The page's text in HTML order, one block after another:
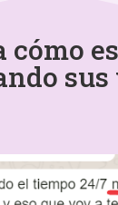
cómo
sus